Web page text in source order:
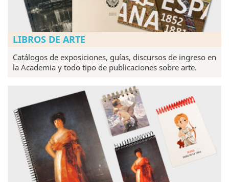
LIBROS DE ARTE
Catálogos de exposiciones, guías, discursos de ingreso en
la Academia y todo tipo de publicaciones sobre arte.